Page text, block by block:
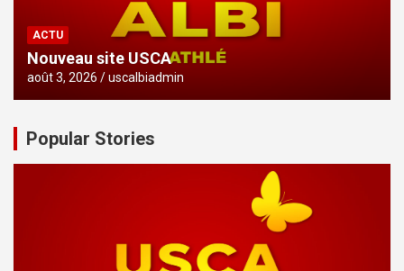
ACTU
Nouveau site USCA
août 3, 2026 uscalbiadmin
Popular Stories